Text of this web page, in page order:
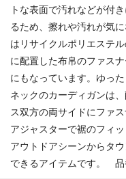
トな表面で汚れなどが付
るため、擦れや汚れが気
はリサイクルポリエステ
に配置した布帛のファス
にもなっています。ゆっ
ネックのカーディガンは
ス双方の両サイドにファ
アジャスターで裾のフィ
アウトドアシーンからタ
できるアイテムです。 品